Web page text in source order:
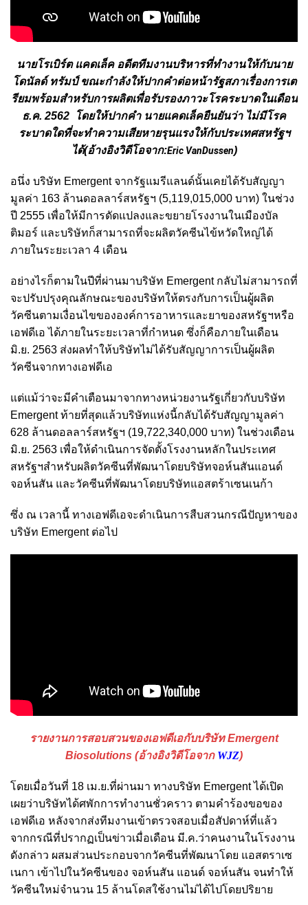
นายโรเบิร์ต แคดเล็ค อดีตทีมงานบริหารที่ทำงานให้กับนาย
โดนัลด์ ทรัมป์ ขณะกำลังให้ปากคำต่อหน้ารัฐสภาเรื่องการเต
รียมพร้อมสำหรับการผลิตเพื่อรับรองภาวะโรคระบาดในเดือน
ธ.ค. 2562 โดยให้ปากคำ นายแคดเล็คยืนยันว่า ไม่มีโรค
ระบาดใดที่จะทำความเสียหายรุนแรงให้กับประเทศสหรัฐฯ
ได้(อ้างอิงวิดีโอจาก:Eric VanDussen)
อนึ่ง บริษัท Emergent จากรัฐแมรีแลนด์นั้นเคยได้รับสัญญา
มูลค่า 163 ล้านดอลลาร์สหรัฐฯ (5,119,015,000 บาท) ในช่วง
ปี 2555 เพื่อให้มีการดัดแปลงและขยายโรงงานในเมืองบัล
ติมอร์ และบริษัทก็สามารถที่จะผลิตวัคซีนไข้หวัดใหญ่ได้
ภายในระยะเวลา 4 เดือน
อย่างไรก็ตามในปีที่ผ่านมาบริษัท Emergent กลับไม่สามารถที่
จะปรับปรุงคุณลักษณะของบริษัทให้ตรงกับการเป็นผู้ผลิต
วัคซีนตามเงื่อนไขขององค์การอาหารและยาของสหรัฐฯหรือ
เอฟดีเอ ได้ภายในระยะเวลาที่กำหนด ซึ่งก็คือภายในเดือน
มิ.ย. 2563 ส่งผลทำให้บริษัทไม่ได้รับสัญญาการเป็นผู้ผลิต
วัคซีนจากทางเอฟดีเอ
แต่แม้ว่าจะมีคำเตือนมาจากทางหน่วยงานรัฐเกี่ยวกับบริษัท
Emergent ท้ายที่สุดแล้วบริษัทแห่งนี้กลับได้รับสัญญามูลค่า
628 ล้านดอลลาร์สหรัฐฯ (19,722,340,000 บาท) ในช่วงเดือน
มิ.ย. 2563 เพื่อให้ดำเนินการจัดตั้งโรงงานหลักในประเทศ
สหรัฐฯสำหรับผลิตวัคซีนที่พัฒนาโดยบริษัทจอห์นสันแอนด์
จอห์นสัน และวัคซีนที่พัฒนาโดยบริษัทแอสตร้าเซนเนก้า
ซึ่ง ณ เวลานี้ ทางเอฟดีเอจะดำเนินการสืบสวนกรณีปัญหาของ
บริษัท Emergent ต่อไป
รายงานการสอบสวนของเอฟดีเอกับบริษัท Emergent
Biosolutions (อ้างอิงวิดีโอจาก WJZ)
โดยเมื่อวันที่ 18 เม.ย.ที่ผ่านมา ทางบริษัท Emergent ได้เปิด
เผยว่าบริษัทได้ศพักการทำงานชั่วคราว ตามคำร้องขอของ
เอฟดีเอ หลังจากส่งทีมงานเข้าตรวจสอบเมื่อสัปดาห์ที่แล้ว
จากกรณีที่ปรากฏเป็นข่าวเมื่อเดือน มี.ค.ว่าคนงานในโรงงาน
ดังกล่าว ผสมส่วนประกอบจากวัคซีนที่พัฒนาโดย แอสตราเซ
เนกา เข้าไปในวัคซีนของ จอห์นสัน แอนด์ จอห์นสัน จนทำให้
วัคซีนใหม่จำนวน 15 ล้านโดสใช้งานไม่ได้ไปโดยปริยาย